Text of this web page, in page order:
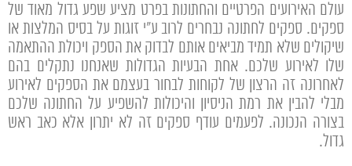
עולם האירועים הפרטיים והחתונות בפרט מציע שפע גדול מאוד של
ספקים. ספקים לחתונה נבחרים לרוב ע"י זוגות על בסיס המלצות או
שיקולים שלא תמיד מביאים אותם לבדוק את הספק ויכולת ההתאמה
שלו לאירוע שלכם. אחת הבעיות הגדולות שאנחנו נתקלים בהם
לאחרונה זה הרצון של לקוחות לבחור בעצמם את הספקים לאירוע
מבלי להבין את רמת הניסיון והיכולות להשפיע על החתונה שלכם
בצורה הנכונה. לפעמים עודף ספקים זה לא יתרון אלא כאב ראש
גדול.